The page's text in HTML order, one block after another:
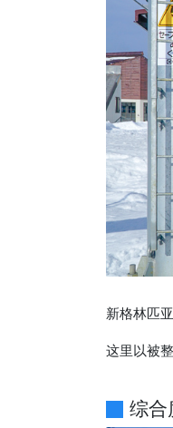
新格林匹
这里以被
综合